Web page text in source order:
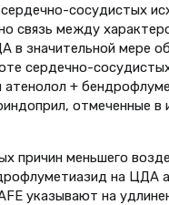
сосудистых
связь между
в значительной мере
сердечно-
+
отмеченные в
причин меньшего
на ЦДА
указывают на